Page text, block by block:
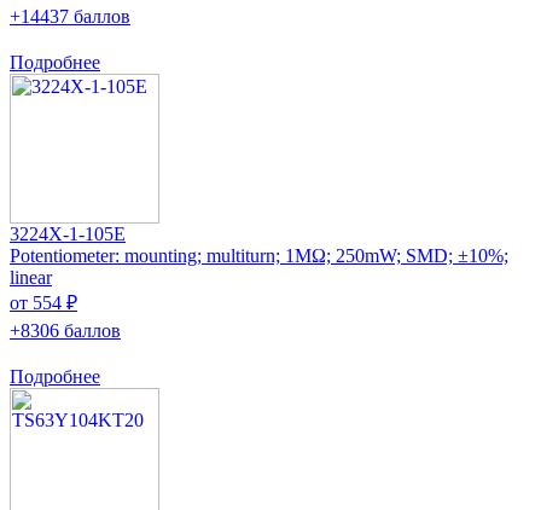
+14437 баллов
Подробнее
3224X-1-105E
Potentiometer: mounting; multiturn; 1MΩ; 250mW; SMD; ±10%;
linear
от 554 ₽
+8306 баллов
Подробнее